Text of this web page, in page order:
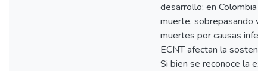
desarrollo; en Colombia
muerte, sobrepasando
muertes por causas
ECNT afectan la
Si bien se reconoce la